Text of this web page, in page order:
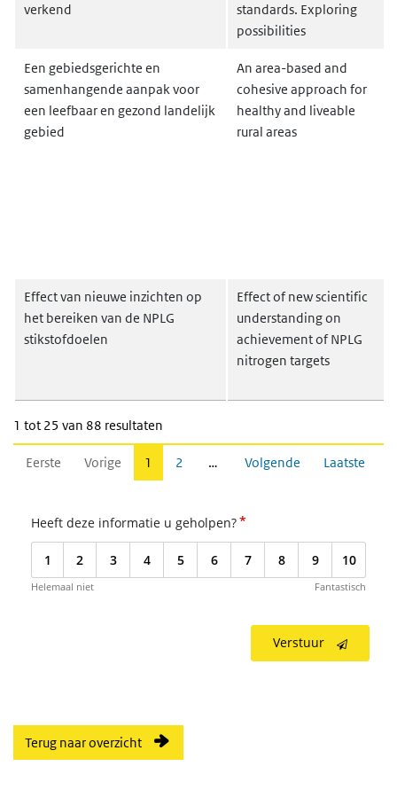
verkend
standards. Exploring
possibilities
Een gebiedsgerichte en
samenhangende aanpak voor
een leefbaar en gezond landelijk
gebied
An area-based and
cohesive approach for
healthy and liveable
rural areas
Effect van nieuwe inzichten op
het bereiken van de NPLG
stikstofdoelen
Effect of new scientific
understanding on
achievement of NPLG
nitrogen targets
1 tot 25 van 88 resultaten
Eerste Vorige 1 2 … Volgende Laatste
Heeft deze informatie u geholpen?*
1 2 3 4 5 6 7 8 9 10
Helemaal niet Fantastisch
Verstuur
Terug naar overzicht